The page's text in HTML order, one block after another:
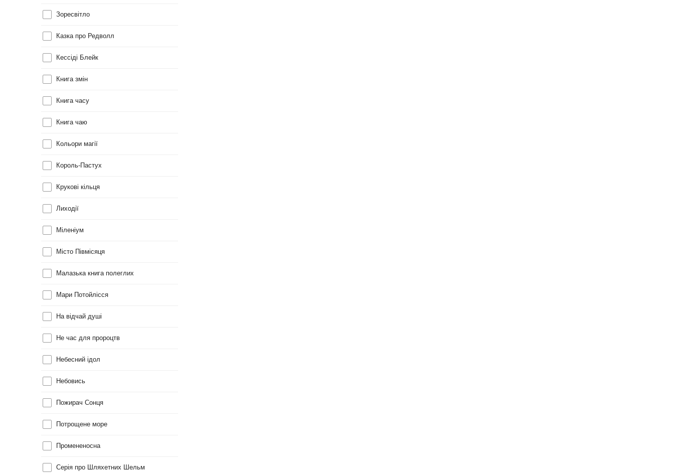
Зоресвітло
Казка про Редволл
Кессіді Блейк
Книга змін
Книга часу
Книга чаю
Кольори магії
Король-Пастух
Крукові кільця
Лиходії
Міленіум
Місто Півмісяця
Малазька книга полеглих
Мари Потойлісся
На відчай душі
Не час для пророцтв
Небесний ідол
Небовись
Пожирач Сонця
Потрощене море
Промененосна
Серія про Шляхетних Шельм